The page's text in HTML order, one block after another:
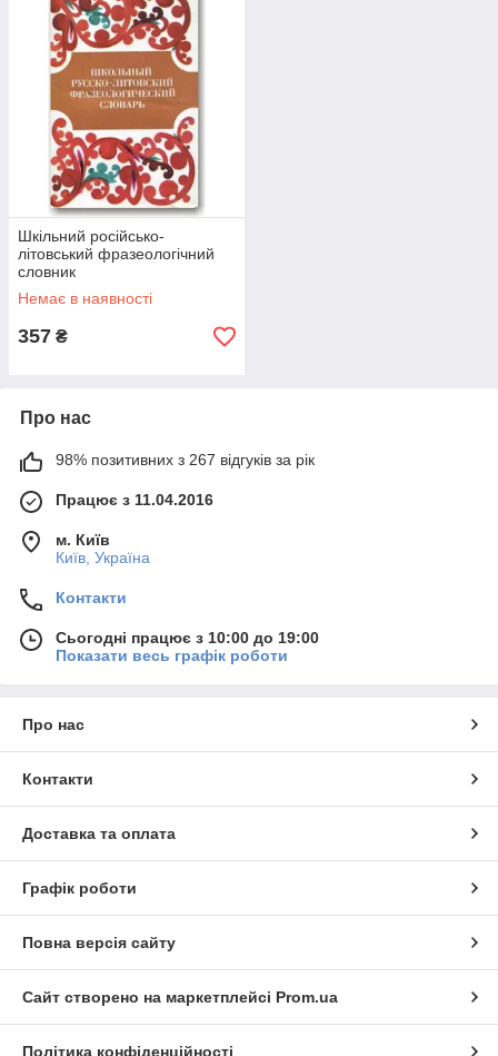
Шкільний російсько-
літовський фразеологічний
словник
Немає в наявності
357 ₴
Про нас
98% позитивних з 267 відгуків за рік
Працює з 11.04.2016
м. Київ
Київ, Україна
Контакти
Сьогодні працює з 10:00 до 19:00
Показати весь графік роботи
Про нас
Контакти
Доставка та оплата
Графік роботи
Повна версія сайту
Сайт створено на маркетплейсі Prom.ua
Політика конфіденційності